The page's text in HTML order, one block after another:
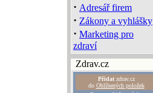
· Adresář firem
· Zákony a vyhlášky
· Marketing pro
zdraví
Zdrav.cz
Přidatzdrav.cz
do Oblíbených položek